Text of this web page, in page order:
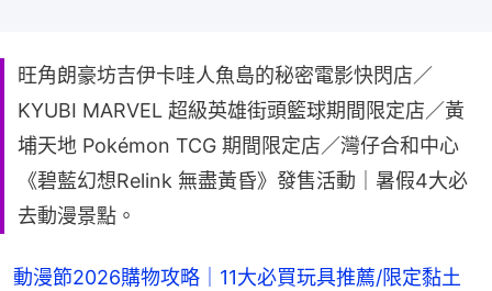
旺角朗豪坊吉伊卡哇人魚島的秘密電影快閃店／
KYUBI MARVEL 超級英雄街頭籃球期間限定店／黃
埔天地 Pokémon TCG 期間限定店／灣仔合和中心
《碧藍幻想Relink 無盡黃昏》發售活動｜暑假4大必
去動漫景點。
動漫節2026購物攻略｜11大必買玩具推薦/限定黏土